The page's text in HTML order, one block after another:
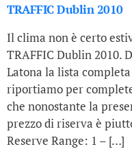
TRAFFIC Dublin 2010
Il clima non è certo
TRAFFIC Dublin 2010.
Latona la lista
riportiamo per
che nonostante la
prezzo di riserva è
Reserve Range: 1 – […]